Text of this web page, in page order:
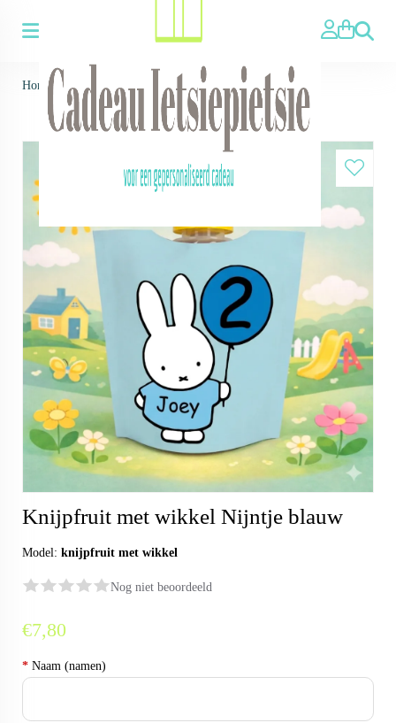
Zoeken
Home > Knijpfruit met wikkel Nijntje blauw
Knijpfruit met wikkel Nijntje blauw
Model: knijpfruit met wikkel
Nog niet beoordeeld
€7,80
* Naam (namen)